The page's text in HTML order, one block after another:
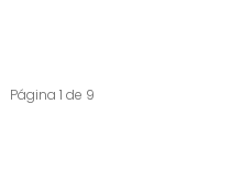
Página 1 de 9